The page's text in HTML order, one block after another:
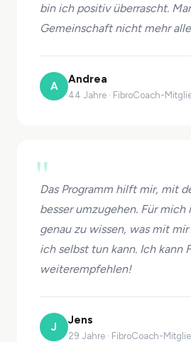
bin ich positiv überrascht.
Gemeinschaft nicht mehr
A
Andrea
44 Jahre · FibroCoach-
"
Das Programm hilft mir, mit
besser umzugehen. Für mich
genau zu wissen, was mit
ich selbst tun kann. Ich kann
weiterempfehlen!
J
Jens
29 Jahre · FibroCoach-